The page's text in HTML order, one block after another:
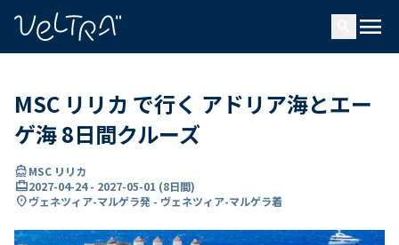
menu
MSC リリカ で行く アドリア海とエー
ゲ海 8日間クルーズ
directions_boatMSC リリカ
card_travel2027-04-24- 2027-05-01 (8日間)
location_onヴェネツィア-マルゲラ発 - ヴェネツィア-マルゲラ着